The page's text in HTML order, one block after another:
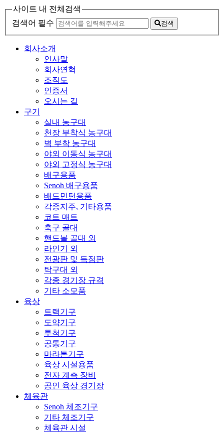
사이트 내 전체검색
검색어 필수
검색
회사소개
인사말
회사연혁
조직도
인증서
오시는 길
구기
실내 농구대
천장 부착식 농구대
벽 부착 농구대
야외 이동식 농구대
야외 고정식 농구대
배구용품
Senoh 배구용품
배드민턴용품
각종지주, 기타용품
코트 매트
축구 골대
핸드볼 골대 외
라인기 외
전광판 및 득점판
탁구대 외
각종 경기장 규격
기타 소모품
육상
트랙기구
도약기구
투척기구
공통기구
마라톤기구
육상 시설용품
전자 계측 장비
공인 육상 경기장
체육관
Senoh 체조기구
기타 체조기구
체육관 시설